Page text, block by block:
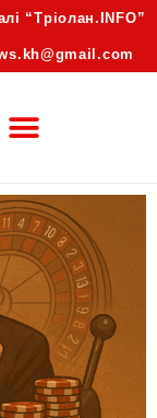
“Трiолан.INFO”